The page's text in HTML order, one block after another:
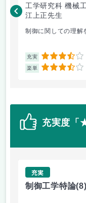
工学研究科 機械
江上正先生
制御に関しての理解
充実 3.5
楽単 3.5
充実度「
充実
制御工学特論(8)